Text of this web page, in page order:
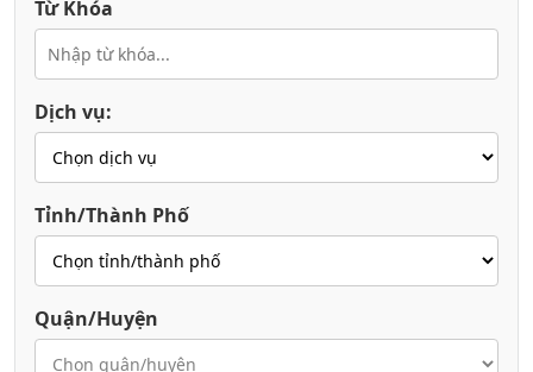
Từ Khóa
Dịch vụ:
Tỉnh/Thành Phố
Quận/Huyện